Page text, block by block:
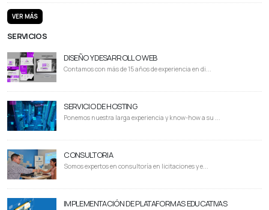
VER MÁS
SERVICIOS
DISEÑO Y DESARROLLO WEB
Contamos con más de 15 años de experiencia en di...
SERVICIO DE HOSTING
Ponemos nuestra larga experiencia y know-how a su ...
CONSULTORIA
Somos expertos en consultoría en licitaciones y e...
IMPLEMENTACIÓN DE PLATAFORMAS EDUCATIVAS